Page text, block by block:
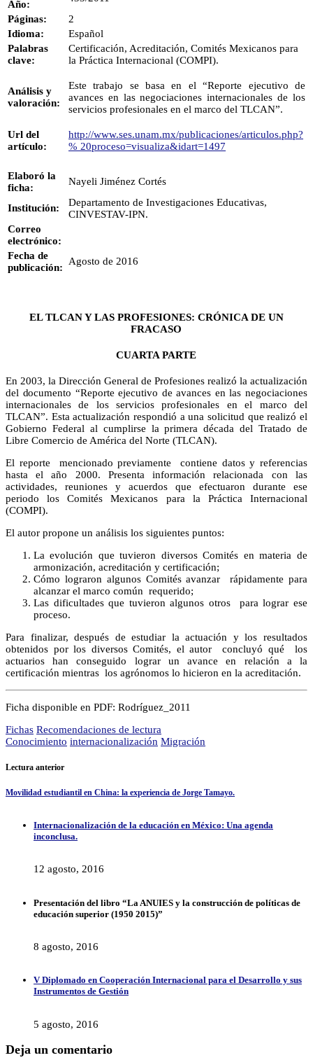
Año:
Páginas:
2
Idioma:
Español
Palabras
clave:
Certificación, Acreditación, Comités Mexicanos para
la Práctica Internacional (COMPI).
Análisis y
valoración:
Este trabajo se basa en el “Reporte ejecutivo de
avances en las negociaciones internacionales de los
servicios profesionales en el marco del TLCAN”.
Url del
artículo:
http://www.ses.unam.mx/publicaciones/articulos.php?
% 20proceso=visualiza&idart=1497
Elaboró la
ficha:
Nayeli Jiménez Cortés
Institución:
Departamento de Investigaciones Educativas,
CINVESTAV-IPN.
Correo
electrónico:
Fecha de
publicación:
Agosto de 2016
EL TLCAN Y LAS PROFESIONES: CRÓNICA DE UN
FRACASO
CUARTA PARTE
En 2003, la Dirección General de Profesiones realizó la actualización
del documento “Reporte ejecutivo de avances en las negociaciones
internacionales de los servicios profesionales en el marco del
TLCAN”. Esta actualización respondió a una solicitud que realizó el
Gobierno Federal al cumplirse la primera década del Tratado de
Libre Comercio de América del Norte (TLCAN).
El reporte mencionado previamente contiene datos y referencias
hasta el año 2000. Presenta información relacionada con las
actividades, reuniones y acuerdos que efectuaron durante ese
periodo los Comités Mexicanos para la Práctica Internacional
(COMPI).
El autor propone un análisis los siguientes puntos:
La evolución que tuvieron diversos Comités en materia de
armonización, acreditación y certificación;
Cómo lograron algunos Comités avanzar rápidamente para
alcanzar el marco común requerido;
Las dificultades que tuvieron algunos otros para lograr ese
proceso.
Para finalizar, después de estudiar la actuación y los resultados
obtenidos por los diversos Comités, el autor concluyó qué los
actuarios han conseguido lograr un avance en relación a la
certificación mientras los agrónomos lo hicieron en la acreditación.
Ficha disponible en PDF: Rodríguez_2011
Fichas Recomendaciones de lectura
Conocimiento internacionalización Migración
Lectura anterior
Movilidad estudiantil en China: la experiencia de Jorge Tamayo.
Internacionalización de la educación en México: Una agenda
inconclusa.
12 agosto, 2016
Presentación del libro “La ANUIES y la construcción de políticas de
educación superior (1950 2015)”
8 agosto, 2016
V Diplomado en Cooperación Internacional para el Desarrollo y sus
Instrumentos de Gestión
5 agosto, 2016
Deja un comentario